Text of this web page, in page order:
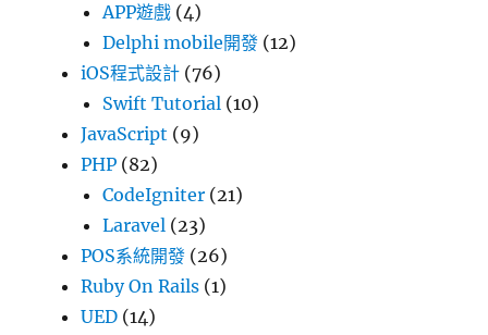
APP遊戲 (4)
Delphi mobile開發 (12)
iOS程式設計 (76)
Swift Tutorial (10)
JavaScript (9)
PHP (82)
CodeIgniter (21)
Laravel (23)
POS系統開發 (26)
Ruby On Rails (1)
UED (14)